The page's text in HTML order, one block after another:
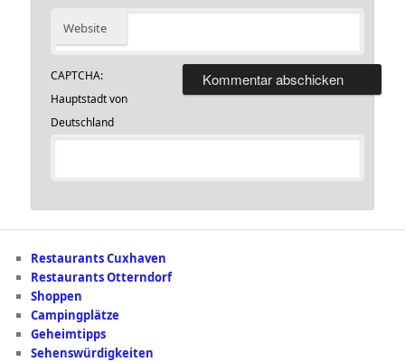
Website
CAPTCHA:
Hauptstadt von
Deutschland
Restaurants Cuxhaven
Restaurants Otterndorf
Shoppen
Campingplätze
Geheimtipps
Sehenswürdigkeiten